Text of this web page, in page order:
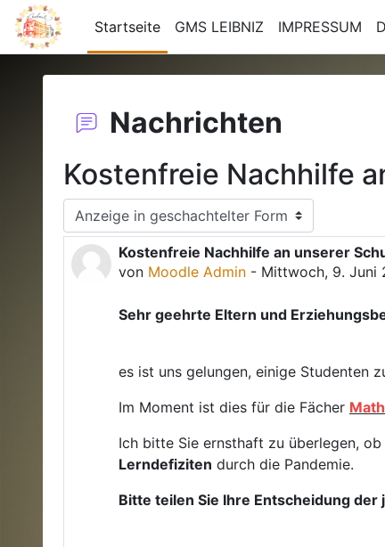
Zum Hauptinhalt
Startseite
GMS LEIBNIZ IMPRESSUM
Nachrichten
Kostenfreie Nachhilfe
Anzeigemodus
Kostenfreie Nachhilfe an unserer
von Moodle Admin - Mittwoch, 9. Juni
Anzahl Antworten: 0
Sehr geehrte Eltern und
es ist uns gelungen, einige Studenten
Im Moment ist dies für die Fächer
Ich bitte Sie ernsthaft zu überlegen,
Lerndefiziten durch die Pandemie.
Bitte teilen Sie Ihre Entscheidung